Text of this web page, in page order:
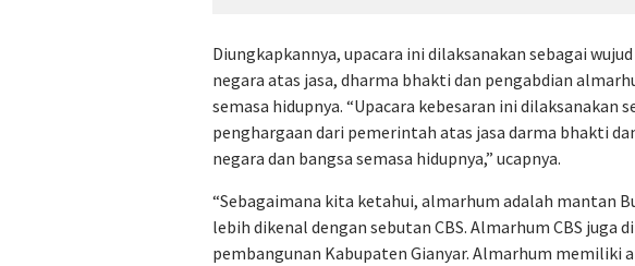
Diungkapkannya, upacara ini dilaksanakan sebagai
negara atas jasa, dharma bhakti dan pengabdian
semasa hidupnya. “Upacara kebesaran ini dilaksanakan
penghargaan dari pemerintah atas jasa darma bhakti
negara dan bangsa semasa hidupnya,” ucapnya.
“Sebagaimana kita ketahui, almarhum adalah mantan
lebih dikenal dengan sebutan CBS. Almarhum CBS juga
pembangunan Kabupaten Gianyar. Almarhum memiliki